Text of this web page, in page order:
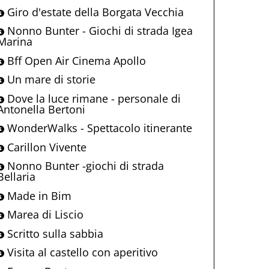
Giro d'estate della Borgata Vecchia
Nonno Bunter - Giochi di strada Igea
Bff Open Air Cinema Apollo
Un mare di storie
Dove la luce rimane - personale di
Bertoni
WonderWalks - Spettacolo itinerante
Carillon Vivente
Nonno Bunter -giochi di strada
Made in Bim
Marea di Liscio
Scritto sulla sabbia
Visita al castello con aperitivo